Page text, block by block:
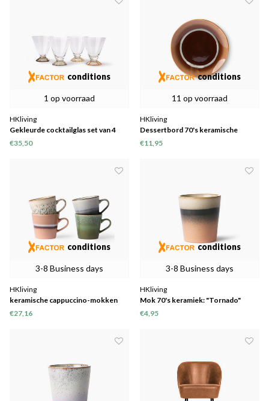
1 op voorraad
conditions
HKliving
Gekleurde cocktailglas set van 4
€35,50
11 op voorraad
conditions
HKliving
Dessertbord 70's keramische
"tornado" Ø17,5cm set van 2
€11,95
3-8 Business days
conditions
HKliving
keramische cappuccino-mokken
van 70's set van 4
€27,16
3-8 Business days
conditions
HKliving
Mok 70's keramiek: "Tornado"
€4,95